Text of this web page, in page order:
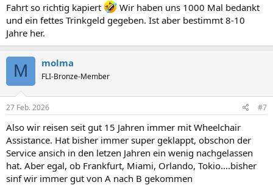
Fahrt so richtig kapiert
Wir haben uns 1000 Mal bedankt
und ein fettes Trinkgeld gegeben. Ist aber bestimmt 8-10
Jahre her.
M molma
FLI-Bronze-Member
27 Feb. 2026 #7
Also wir reisen seit gut 15 Jahren immer mit Wheelchair
Assistance. Hat bisher immer super geklappt, obschon der
Service ansich in den letzen Jahren ein wenig nachgelassen
hat. Aber egal, ob Frankfurt, Miami, Orlando, Tokio....bisher
sinf wir immer gut von A nach B gekommen